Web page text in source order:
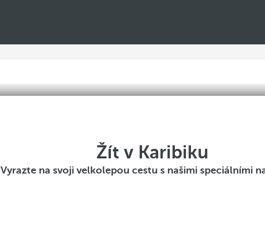
Žít v Karibiku
Vyrazte na svoji velkolepou cestu s našimi speciálními